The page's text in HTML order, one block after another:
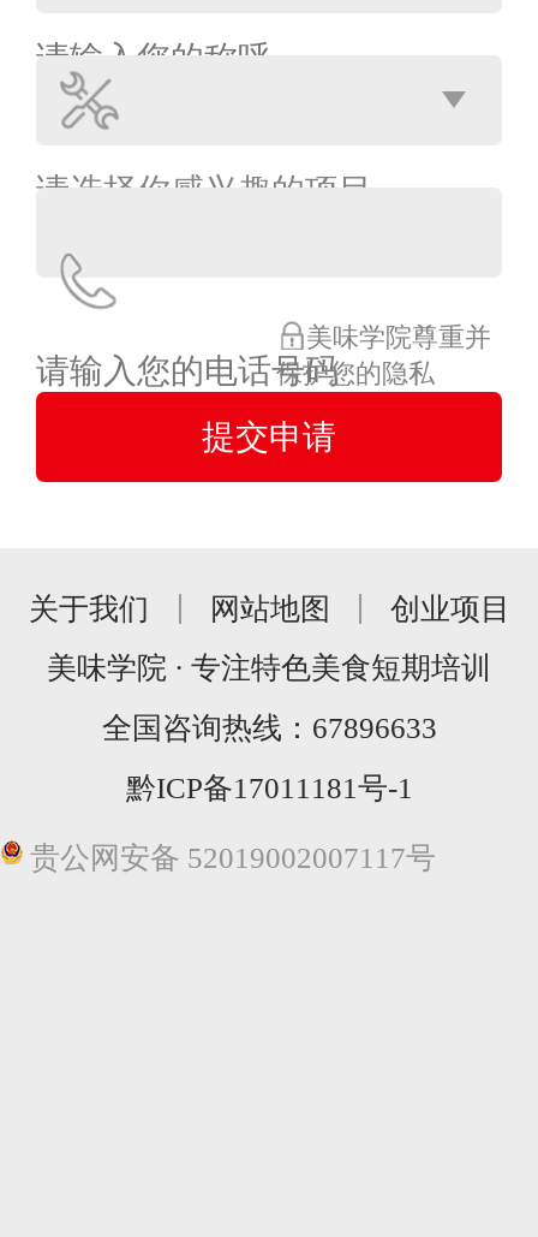
美味学院尊重并
保护您的隐私
关于我们 网站地图
创业项目
美味学院 · 专注特色美食短期培训
全国咨询热线： 67896633
黔ICP备17011181号-1
贵公网安备 52019002007117号